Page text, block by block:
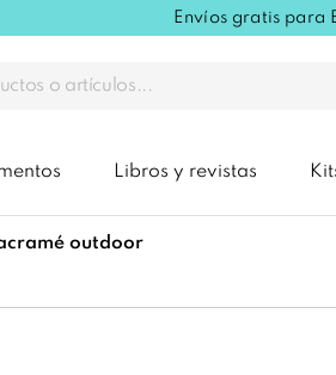
Envíos gratis para
Libros y revistas
outdoor